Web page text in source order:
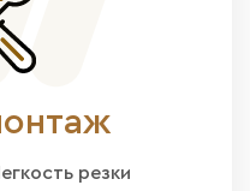
резки